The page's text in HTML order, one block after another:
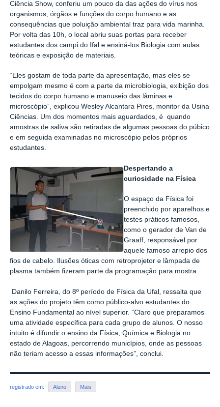
Ciência Show, conferiu um pouco da das ações do vírus nos
organismos, órgãos e funções do corpo humano e as
consequências que poluição ambiental traz para vida marinha.
Por volta das 10h, o local abriu suas portas para receber
estudantes dos campi do Ifal e ensiná-los Biologia com aulas
teóricas e exposição de materiais.
“Eles gostam de toda parte da apresentação, mas eles se
empolgam mesmo é com a parte da microbiologia, exibição dos
tecidos do corpo humano e manuseio das lâminas e
microscópio”, explicou Wesley Alcantara Pires, monitor da Usina
Ciências. Um dos momentos mais aguardados, é quando
amostras de saliva são retiradas de algumas pessoas do púbico
e em seguida examinadas no microscópio pelos próprios
estudantes.
Despertando a
curiosidade na Física
O espaço da Física foi
preenchido por aparelhos e
testes práticos famosos,
como o gerador de Van de
Graaff, responsável por
aquele famoso arrepio dos
fios de cabelo. Ilusões óticas com retroprojetor e lâmpada de
plasma também fizeram parte da programação para mostra.
Danilo Ferreira, do 8º período de Física da Ufal, ressalta que
as ações do projeto têm como público-alvo estudantes do
Ensino Fundamental ao nível superior. “Claro que preparamos
uma atividade específica para cada grupo de alunos. O nosso
intuito é difundir o ensino da Física, Química e Biologia no
estado de Alagoas, percorrendo municípios, onde as pessoas
não teriam acesso a essas informações”, conclui.
registrado em: Aluno Mais